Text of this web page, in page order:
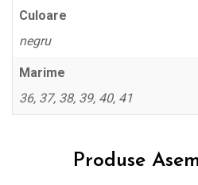
Culoare
negru
Marime
36, 37, 38, 39, 40, 41
Produse